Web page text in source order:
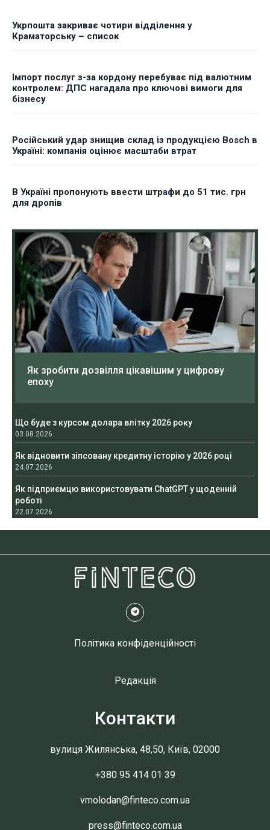
Укрпошта закриває чотири відділення у
Краматорську – список
Імпорт послуг з-за кордону перебуває під валютним
контролем: ДПС нагадала про ключові вимоги для
бізнесу
Російський удар знищив склад із продукцією Bosch в
Україні: компанія оцінює масштаби втрат
В Україні пропонують ввести штрафи до 51 тис. грн
для дропів
Як зробити дозвілля цікавішим у цифрову
епоху
Що буде з курсом долара влітку 2026 року
03.08.2026
Як відновити зіпсовану кредитну історію у 2026 році
24.07.2026
Як підприємцю використовувати ChatGPT у щоденній
роботі
22.07.2026
Політика конфіденційності
Редакція
Контакти
вулиця Жилянська, 48,50, Київ, 02000
+380 95 414 01 39
vmolodan@finteco.com.ua
press@finteco.com.ua